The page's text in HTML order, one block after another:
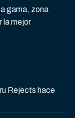
gama, zona
la mejor
Rejects hace